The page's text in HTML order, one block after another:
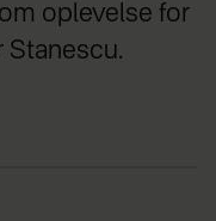
oplevelse for
Stanescu.